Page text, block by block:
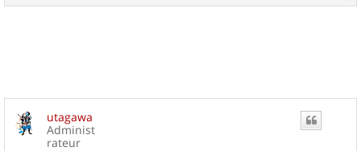
a
utagawa
Administ
rateur